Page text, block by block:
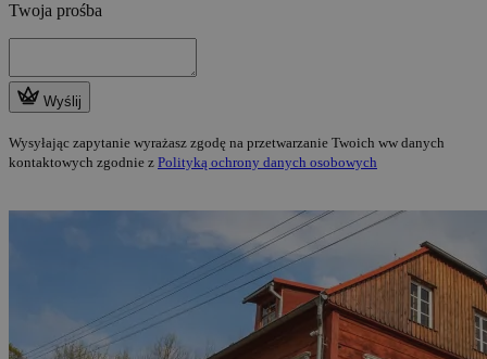
Twoja prośba
Wyślij
Wysyłając zapytanie wyrażasz zgodę na przetwarzanie Twoich ww danych
kontaktowych zgodnie z Polityką ochrony danych osobowych